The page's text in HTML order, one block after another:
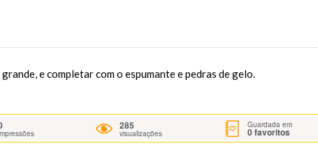
e completar com o espumante e pedras de gelo.
285
visualizações
Guardada em
0favoritos